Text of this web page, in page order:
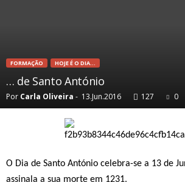
FORMAÇÃO HOJE É O DIA...
… de Santo António
Por Carla Oliveira - 13.Jun.2016 127 0
O Dia de Santo António celebra-se a 13 de
assinala a sua morte em 1231.